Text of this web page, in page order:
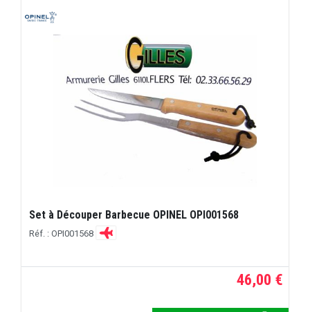
Set à Découper Barbecue OPINEL OPI001568
Réf. : OPI001568
46,00 €